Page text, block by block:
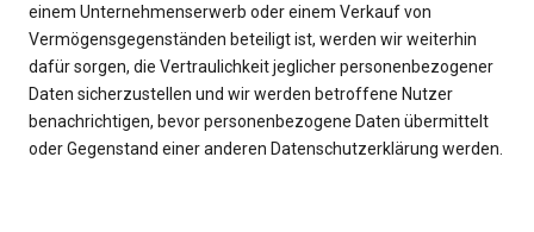
einem Unternehmenserwerb oder einem Verkauf von
Vermögensgegenständen beteiligt ist, werden wir weiterhin
dafür sorgen, die Vertraulichkeit jeglicher personenbezogener
Daten sicherzustellen und wir werden betroffene Nutzer
benachrichtigen, bevor personenbezogene Daten übermittelt
oder Gegenstand einer anderen Datenschutzerklärung werden.